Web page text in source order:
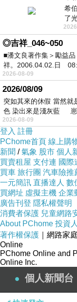
希
了
面
◎吉祥_046~050
■潘文良著作集＞勵益
祥。2006.04.02.日
2026-08-09
2026/08/09
突如其來的休假 當然
色 染出來是淺灰藍
2026-08-09
登入 註冊
PChome首頁 線上購
新聞 /氣象 股市 個人
買賣租屋 支付連 國際
買車 旅行團 汽車險推
一元簡訊 直播達人 數
買網址 虛擬主機 企業
廣告刊登 隱私權聲明
消費者保護 兒童網路
About PChome 投資
著作權保護 ｜網路家
Online
PChome Online and
Online Inc.
個人新聞台